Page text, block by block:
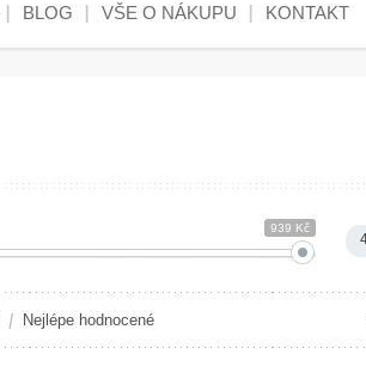
BLOG VŠE O NÁKUPU KONTAKT
939 Kč
Nejlépe hodnocené